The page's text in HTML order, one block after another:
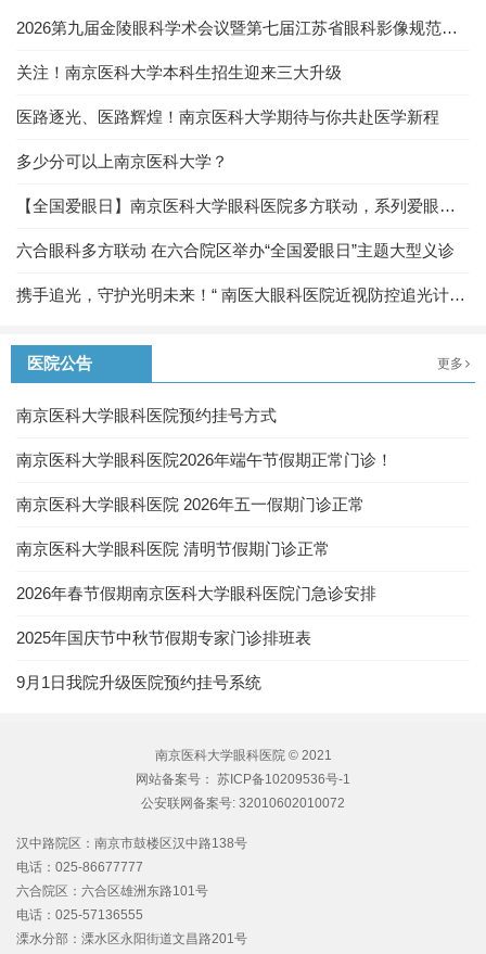
2026第九届金陵眼科学术会议暨第七届江苏省眼科影像规范化
及眼底病诊疗新进展学习班圆满落幕
关注！南京医科大学本科生招生迎来三大升级
医路逐光、医路辉煌！南京医科大学期待与你共赴医学新程
多少分可以上南京医科大学？
【全国爱眼日】南京医科大学眼科医院多方联动，系列爱眼活
动守护“心灵之窗”
六合眼科多方联动 在六合院区举办“全国爱眼日”主题大型义诊
携手追光，守护光明未来！“ 南医大眼科医院近视防控追光计
医院公告
更多
南京医科大学眼科医院预约挂号方式
南京医科大学眼科医院2026年端午节假期正常门诊！
南京医科大学眼科医院 2026年五一假期门诊正常
南京医科大学眼科医院 清明节假期门诊正常
2026年春节假期南京医科大学眼科医院门急诊安排
2025年国庆节中秋节假期专家门诊排班表
9月1日我院升级医院预约挂号系统
南京医科大学眼科医院 © 2021
网站备案号： 苏ICP备10209536号-1
公安联网备案号: 32010602010072
汉中路院区：南京市鼓楼区汉中路138号
电话：025-86677777
六合院区：六合区雄洲东路101号
电话：025-57136555
溧水分部：溧水区永阳街道文昌路201号